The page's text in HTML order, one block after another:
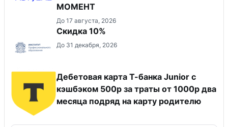
МОМЕНТ
До 17 августа, 2026
Скидка 10%
До 31 декабря, 2026
Дебетовая карта Т-банка Junior с
кэшбэком 500р за траты от 1000р два
месяца подряд на карту родителю